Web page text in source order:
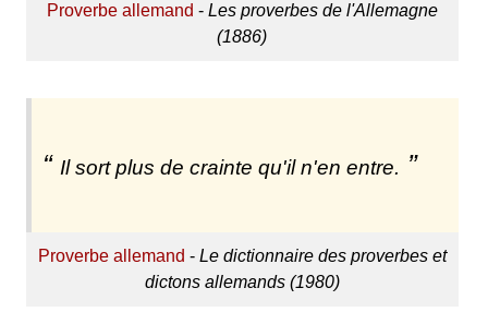
Proverbe allemand - Les proverbes de l'Allemagne
(1886)
Il sort plus de crainte qu'il n'en entre.
Proverbe allemand - Le dictionnaire des proverbes et
dictons allemands (1980)